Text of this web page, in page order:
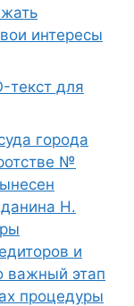
интересы
текст для
города
№
Н.
и
важный этап
процедуры